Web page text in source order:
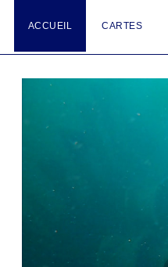
ACCUEIL CARTES